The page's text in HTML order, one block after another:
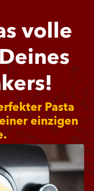
volle
Pasta
einzigen